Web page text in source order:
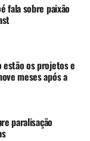
fala sobre paixão
estão os projetos e
meses após a
paralisação